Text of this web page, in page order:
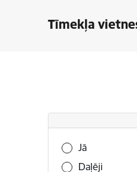
Tīmekļa
Vai šī
Jā
Daļēji